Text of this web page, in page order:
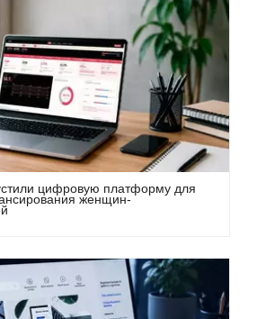
цифровую платформу для
женщин-